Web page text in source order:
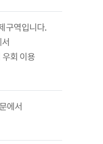
구역입니다.
회 이용
에서